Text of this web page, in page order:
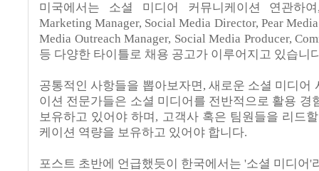
미국에서는 소셜 미디어 커뮤니케이션 연관하
Marketing Manager, Social Media Director, Pear
Media Outreach Manager, Social Media Producer,
등 다양한 타이틀로 채용 공고가 이루어지고 있습니
공통적인 사항들을 뽑아보자면, 새로운 소셜 미디어
이션 전문가들은 소셜 미디어를 전반적으로 활용 경
보유하고 있어야 하며, 고객사 혹은 팀원들을 리드
케이션 역량을 보유하고 있어야 합니다.
포스트 초반에 언급했듯이 한국에서는 '소셜 미디어'